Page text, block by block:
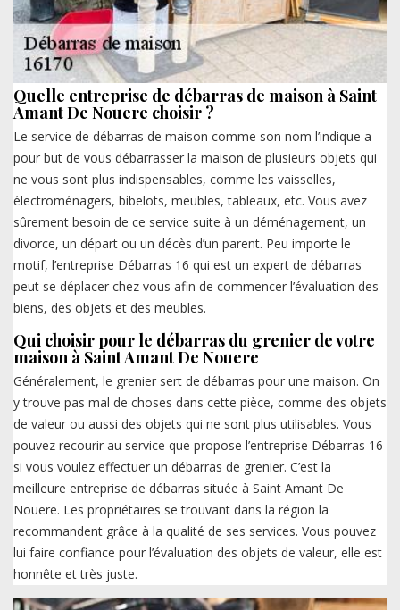
Quelle entreprise de débarras de maison à Saint
Amant De Nouere choisir ?
Le service de débarras de maison comme son nom l’indique a
pour but de vous débarrasser la maison de plusieurs objets qui
ne vous sont plus indispensables, comme les vaisselles,
électroménagers, bibelots, meubles, tableaux, etc. Vous avez
sûrement besoin de ce service suite à un déménagement, un
divorce, un départ ou un décès d’un parent. Peu importe le
motif, l’entreprise Débarras 16 qui est un expert de débarras
peut se déplacer chez vous afin de commencer l’évaluation des
biens, des objets et des meubles.
Qui choisir pour le débarras du grenier de votre
maison à Saint Amant De Nouere
Généralement, le grenier sert de débarras pour une maison. On
y trouve pas mal de choses dans cette pièce, comme des objets
de valeur ou aussi des objets qui ne sont plus utilisables. Vous
pouvez recourir au service que propose l’entreprise Débarras 16
si vous voulez effectuer un débarras de grenier. C’est la
meilleure entreprise de débarras située à Saint Amant De
Nouere. Les propriétaires se trouvant dans la région la
recommandent grâce à la qualité de ses services. Vous pouvez
lui faire confiance pour l’évaluation des objets de valeur, elle est
honnête et très juste.